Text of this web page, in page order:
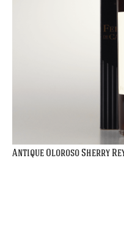
Antique Oloroso Sherry